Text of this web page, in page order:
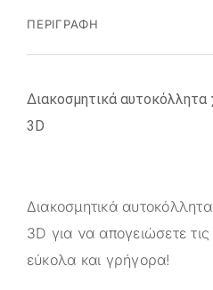
ΠΕΡΙΓΡΑΦΉ
Διακοσμητικά αυτοκόλλητα
3D
Διακοσμητικά
3D για να απογειώσετε
εύκολα και γρήγορα!